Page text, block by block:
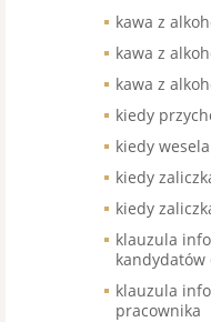
kawa z
kawa z
kawa z
kiedy
kiedy
kiedy
kiedy
klauzula
kandydatów
klauzula
pracownika